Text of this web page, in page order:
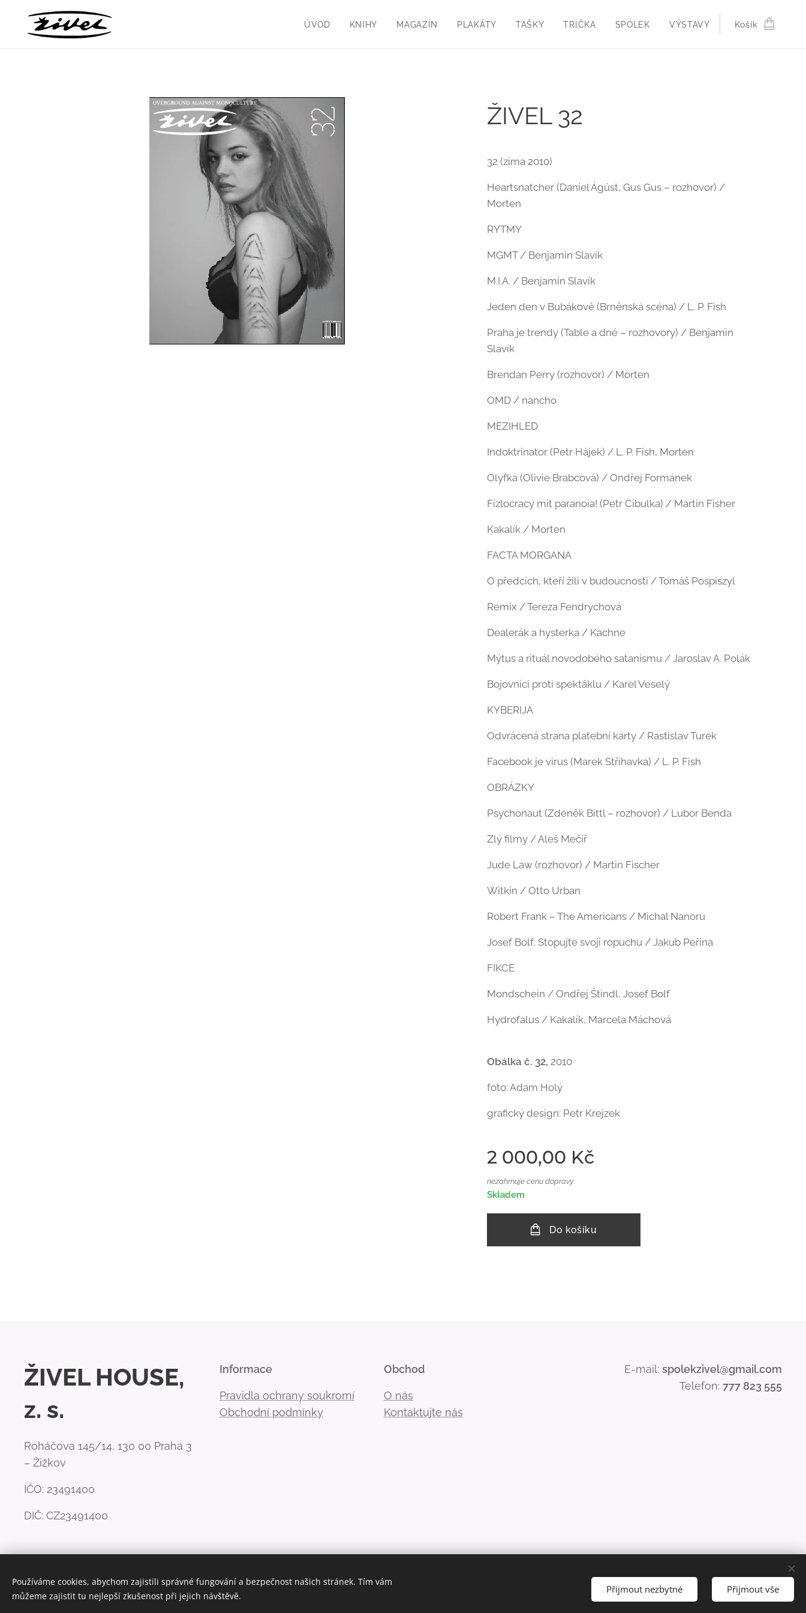
ÚVOD KNIHY MAGAZÍN PLAKÁTY TAŠKY TRIČKA SPOLEK VÝSTAVY Košík
ŽIVEL 32
32 (zima 2010)
Heartsnatcher (Daníel Ágúst, Gus Gus – rozhovor) /
Morten
RYTMY
MGMT / Benjamin Slavík
M.I.A. / Benjamin Slavík
Jeden den v Bubákově (Brněnská scéna) / L. P. Fish
Praha je trendy (Table a dné – rozhovory) / Benjamin
Slavík
Brendan Perry (rozhovor) / Morten
OMD / nancho
MEZIHLED
Indoktrinator (Petr Hájek) / L. P. Fish, Morten
Olyfka (Olivie Brabcová) / Ondřej Formánek
Fízlocracy mit paranoia! (Petr Cibulka) / Martin Fisher
Kakalík / Morten
FACTA MORGANA
O předcích, kteří žili v budoucnosti / Tomáš Pospiszyl
Remix / Tereza Fendrychová
Dealerák a hysterka / Kachne
Mýtus a rituál novodobého satanismu / Jaroslav A. Polák
Bojovníci proti spektáklu / Karel Veselý
KYBERIJA
Odvrácená strana platební karty / Rastislav Turek
Facebook je virus (Marek Střihavka) / L. P. Fish
OBRÁZKY
Psychonaut (Zdeněk Bittl – rozhovor) / Lubor Benda
Zlý filmy / Aleš Mečíř
Jude Law (rozhovor) / Martin Fischer
Witkin / Otto Urban
Robert Frank – The Americans / Michal Nanoru
Josef Bolf: Stopujte svoji ropuchu / Jakub Peřina
FIKCE
Mondschein / Ondřej Štindl, Josef Bolf
Hydrofalus / Kakalík, Marcela Máchová
Obálka č. 32, 2010
foto: Adam Holý
grafický design: Petr Krejzek
2 000,00 Kč
nezahrnuje cenu dopravy
Skladem
Do košíku
ŽIVEL HOUSE,
z. s.
Roháčova 145/14, 130 00 Praha 3
– Žižkov
IČO: 23491400
DIČ: CZ23491400
Informace
Pravidla ochrany soukromí
Obchodní podmínky
Obchod
O nás
Kontaktujte nás
E-mail: spolekzivel@gmail.com
Telefon: 777 823 555
Používáme cookies, abychom zajistili správné fungování a bezpečnost našich stránek. Tím vám
můžeme zajistit tu nejlepší zkušenost při jejich návštěvě.
Přijmout nezbytné Přijmout vše